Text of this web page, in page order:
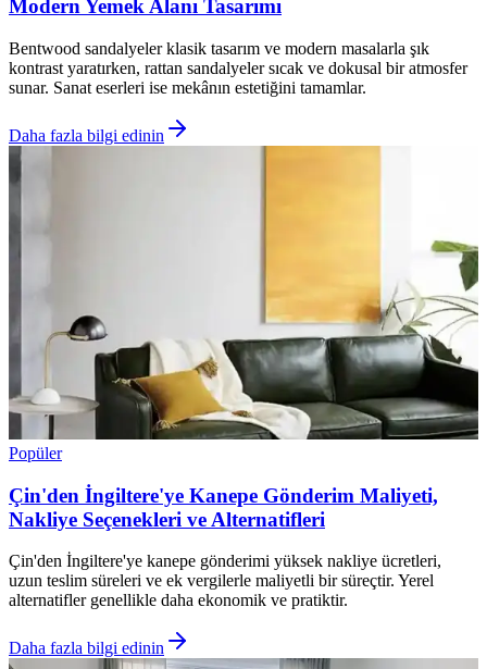
Modern Yemek Alanı Tasarımı
Bentwood sandalyeler klasik tasarım ve modern masalarla şık
kontrast yaratırken, rattan sandalyeler sıcak ve dokusal bir atmosfer
sunar. Sanat eserleri ise mekânın estetiğini tamamlar.
Daha fazla bilgi edinin
Popüler
Çin'den İngiltere'ye Kanepe Gönderim Maliyeti,
Nakliye Seçenekleri ve Alternatifleri
Çin'den İngiltere'ye kanepe gönderimi yüksek nakliye ücretleri,
uzun teslim süreleri ve ek vergilerle maliyetli bir süreçtir. Yerel
alternatifler genellikle daha ekonomik ve pratiktir.
Daha fazla bilgi edinin